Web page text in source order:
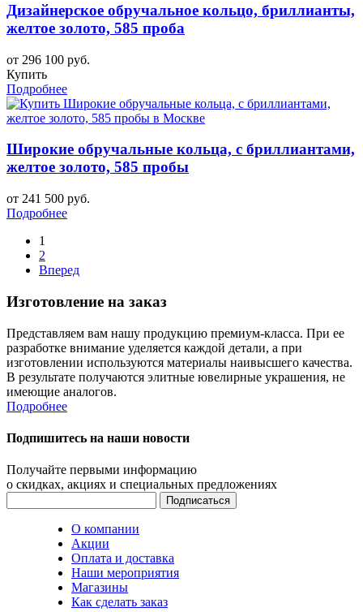
Дизайнерское обручальное кольцо, бриллианты,
желтое золото, 585 проба
от 296 100 руб.
Купить
Подробнее
Широкие обручальные кольца, с бриллиантами,
желтое золото, 585 пробы
от 241 500 руб.
Подробнее
1
2
Вперед
Изготовление на заказ
Представляем вам нашу продукцию премиум-класса. При ее
разработке внимание уделяется каждой детали, а при
изготовлении используются материалы наивысшего качества.
В результате получаются элитные ювелирные украшения, не
имеющие аналогов.
Подробнее
Подпишитесь на наши новости
Получайте первыми информацию
о скидках, акциях и специальных предложениях
О компании
Акции
Оплата и доставка
Наши мероприятия
Магазины
Как сделать заказ